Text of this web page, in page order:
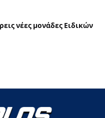
νέες μονάδες Ειδικών